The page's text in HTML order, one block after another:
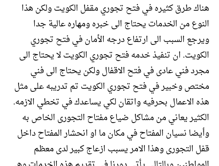
هناك طرق كثيره في فتح تجوري مقفل الكويت ولكن هذا
النوع من الخدمات يحتاج الى خبره ومهاره عالية جدا
ويرجع السبب الى ارتفاع درجه الأمان في فتح تجوري
الكويت. ان تنفيذ خدمه فتح تجوري الكويت لا يحتاج الى
مجرد فني عادى في فتح الاقفال ولكن يحتاج الى فني
مختص وخبير في فتح تجوري الكويت تم تدريبه على مثل
هذه الاعمال بحرفيه واتقان لكي يساعدك في تخطي الازمه.
الكثير يعاني من مشاكل ضياع مفتاح التجورى الخاص به
وأيضا نسيان المفتاح في مكان ما او انحشار المفتاح داخل
قفل التجورى وهذا الامر يسبب ازعاج كبير لدى معظم